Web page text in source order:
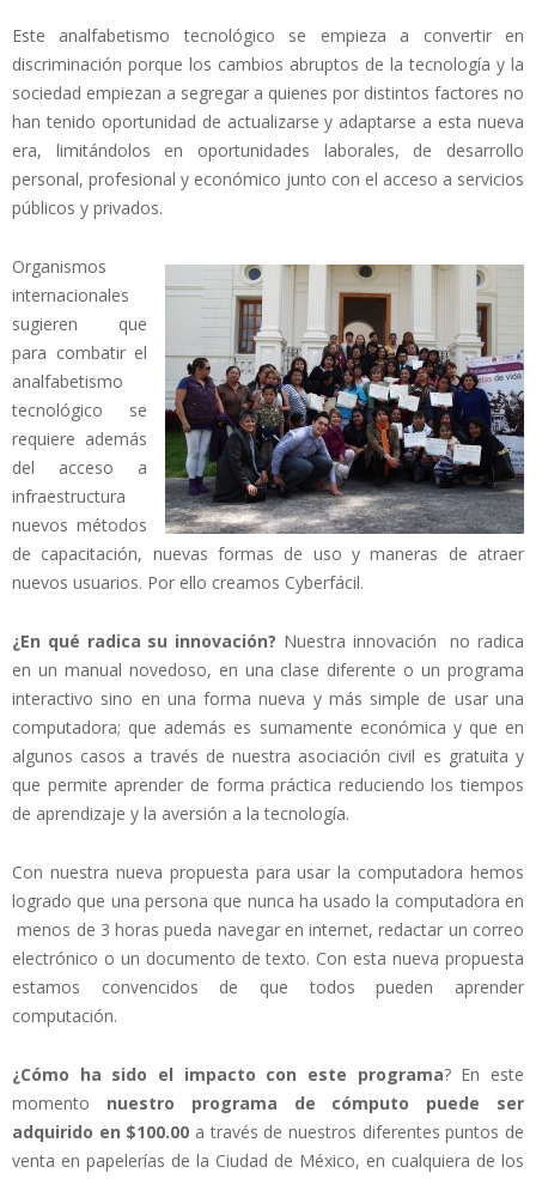
Este analfabetismo tecnológico se empieza a convertir en
discriminación porque los cambios abruptos de la tecnología y la
sociedad empiezan a segregar a quienes por distintos factores no
han tenido oportunidad de actualizarse y adaptarse a esta nueva
era, limitándolos en oportunidades laborales, de desarrollo
personal, profesional y económico junto con el acceso a servicios
públicos y privados.
Organismos
internacionales
sugieren que
para combatir el
analfabetismo
tecnológico se
requiere además
del acceso a
infraestructura
nuevos métodos
de capacitación, nuevas formas de uso y maneras de atraer
nuevos usuarios. Por ello creamos Cyberfácil.
¿En qué radica su innovación? Nuestra innovación no radica
en un manual novedoso, en una clase diferente o un programa
interactivo sino en una forma nueva y más simple de usar una
computadora; que además es sumamente económica y que en
algunos casos a través de nuestra asociación civil es gratuita y
que permite aprender de forma práctica reduciendo los tiempos
de aprendizaje y la aversión a la tecnología.
Con nuestra nueva propuesta para usar la computadora hemos
logrado que una persona que nunca ha usado la computadora en
menos de 3 horas pueda navegar en internet, redactar un correo
electrónico o un documento de texto. Con esta nueva propuesta
estamos convencidos de que todos pueden aprender
computación.
¿Cómo ha sido el impacto con este programa? En este
momento nuestro programa de cómputo puede ser
adquirido en $100.00 a través de nuestros diferentes puntos de
venta en papelerías de la Ciudad de México, en cualquiera de los